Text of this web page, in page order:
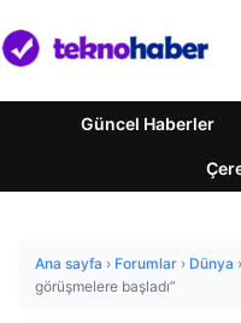
Güncel Haberler
Ana sayfa › Forumlar › Dünya ›
görüşmelere başladı”